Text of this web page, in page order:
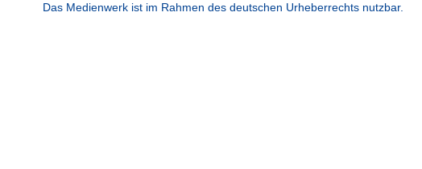
Das Medienwerk ist im Rahmen des deutschen Urheberrechts nutzbar.